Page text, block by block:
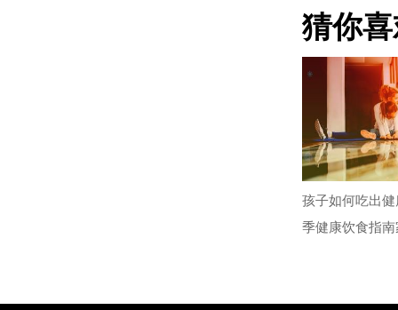
猜你
孩子如何吃出
季健康饮食指